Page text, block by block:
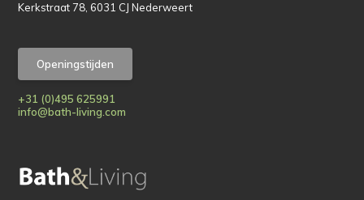
Kerkstraat 78, 6031 CJ Nederweert
Openingstijden
+31 (0)495 625991
info@bath-living.com